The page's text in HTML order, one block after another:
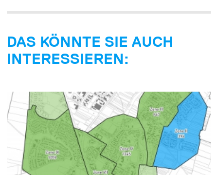
DAS KÖNNTE SIE AUCH
INTERESSIEREN: